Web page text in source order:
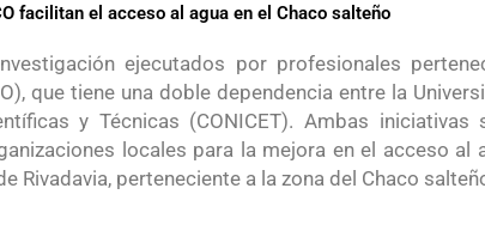
facilitan el acceso al agua en el Chaco salteño
ejecutados por profesionales
que tiene una doble dependencia entre la
y Técnicas (CONICET). Ambas
locales para la mejora en el acceso al
Rivadavia, perteneciente a la zona del Chaco